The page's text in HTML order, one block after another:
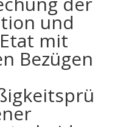
und
mit
Bezügen